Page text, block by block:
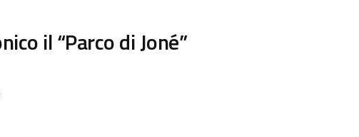
il “Parco di Joné”